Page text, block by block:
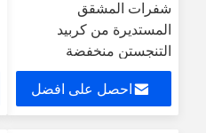
شفرات المشقق
المستديرة من كربيد
التنجستن منخفضة
الاحتكاك لبطارية ليثيوم
الطاقة الجديدة
احصل على افضل